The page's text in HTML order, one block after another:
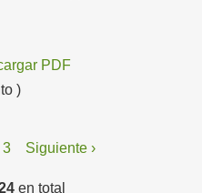
PDF
)
3 Siguiente ›
en total